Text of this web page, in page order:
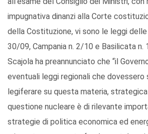
impugnativa dinanzi alla Corte
della Costituzione, vi sono le leggi delle
30/09, Campania n. 2/10 e Basilicata n.
Scajola ha preannunciato che “il
eventuali leggi regionali che
legiferare su questa materia, strategica
questione nucleare è di rilevante
strategie di politica economica ed